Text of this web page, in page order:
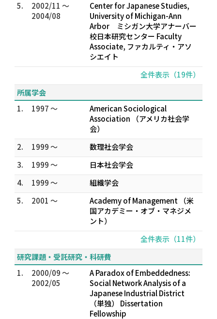
5.
2002/11 ～
2004/08
Center for Japanese Studies,
University of Michigan-Ann
Arbor ミシガン大学アナーバー
校日本研究センター Faculty
Associate, ファカルティ・アソ
シエイト
全件表示（19件）
所属学会
1.
1997 ～
American Sociological
Association （アメリカ社会学
会）
2.
1999 ～
数理社会学会
3.
1999 ～
日本社会学会
4.
1999 ～
組織学会
5.
2001 ～
Academy of Management （米
国アカデミー・オブ・マネジメ
ント）
全件表示（11件）
研究課題・受託研究・科研費
1.
2000/09 ～
2002/05
A Paradox of Embeddedness:
Social Network Analysis of a
Japanese Industrial District
（単独） Dissertation
Fellowship